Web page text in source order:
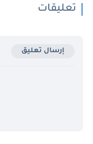
تعليقات
إرسال تعليق